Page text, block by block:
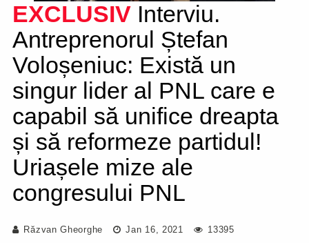
EXCLUSIV Interviu.
Antreprenorul Ștefan
Voloșeniuc: Există un
singur lider al PNL care e
capabil să unifice dreapta
și să reformeze partidul!
Uriașele mize ale
congresului PNL
Răzvan Gheorghe Jan 16, 2021 13395